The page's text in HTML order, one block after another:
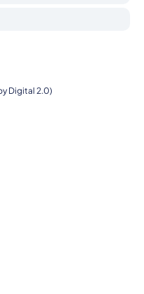
Digital 2.0)